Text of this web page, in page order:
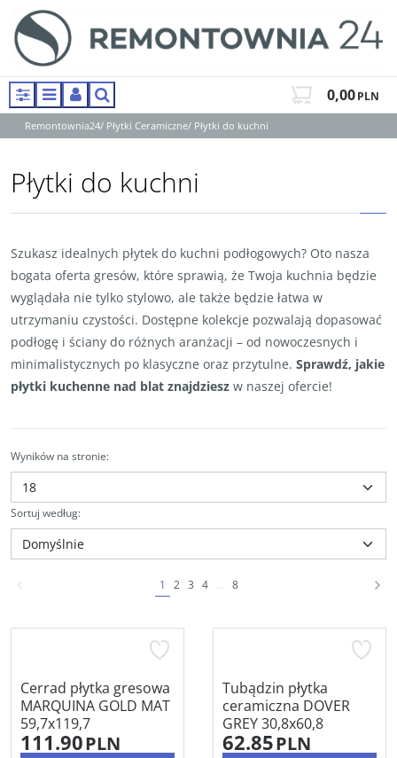
PanelMenuPanelSzukaj 0,00PLN
Remontownia24/ Płytki Ceramiczne/ Płytki do kuchni
Płytki do kuchni
Szukasz idealnych płytek do kuchni podłogowych? Oto nasza
bogata oferta gresów, które sprawią, że Twoja kuchnia będzie
wyglądała nie tylko stylowo, ale także będzie łatwa w
utrzymaniu czystości. Dostępne kolekcje pozwalają dopasować
podłogę i ściany do różnych aranżacji – od nowoczesnych i
minimalistycznych po klasyczne oraz przytulne. Sprawdź, jakie
płytki kuchenne nad blat znajdziesz w naszej ofercie!
Wyników na stronie:
Sortuj według:
1 2 3 4 ... 8
Cerrad płytka gresowa
MARQUINA GOLD MAT
59,7x119,7
111.90PLN
Tubądzin płytka
ceramiczna DOVER
GREY 30,8x60,8
62.85PLN